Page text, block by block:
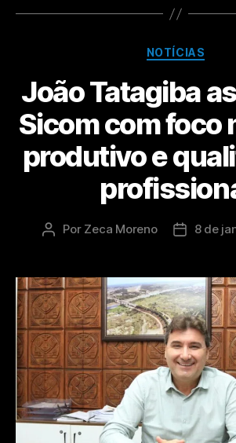
NOTÍCIAS
João Tatagiba
Sicom com foco
produtivo e
Por Zeca Moreno 8 de